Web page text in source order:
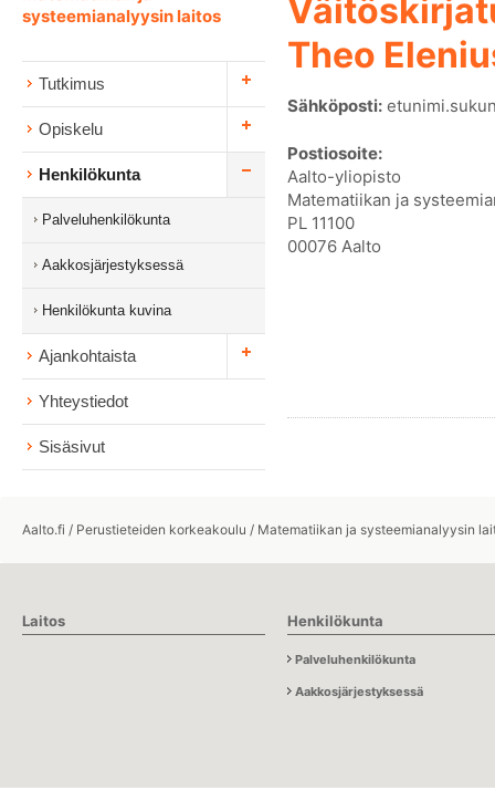
systeemianalyysin laitos
Tutkimus
Opiskelu
Henkilökunta
Palveluhenkilökunta
Aakkosjärjestyksessä
Henkilökunta kuvina
Ajankohtaista
Yhteystiedot
Sisäsivut
Theo
Sähköposti:
Postiosoite:
Aalto-yliopisto
Matematiikan ja
PL 11100
00076 Aalto
Aalto.fi / Perustieteiden korkeakoulu / Matematiikan ja systeemianalyysin
Laitos Henkilökunta
Palveluhenkilökunta
Aakkosjärjestyksessä